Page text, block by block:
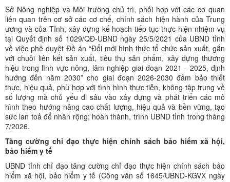
Sở Nông nghiệp và Môi trường chủ trì, phối hợp với các cơ quan
liên quan trên cơ sở các cơ chế, chính sách hiện hành của Trung
ương và của Tỉnh, xây dựng kế hoạch tiếp tục thực hiện nhiệm vụ
tại Quyết định số 1029/QĐ-UBND ngày 25/5/2021 của UBND tỉnh
về việc phê duyệt Đề án “Đổi mới hình thức tổ chức sản xuất, gắn
với chuỗi liên kết sản xuất, tiêu thụ sản phẩm, xây dựng thương
hiệu trong lĩnh vực nông, lâm nghiệp giai đoạn 2021 - 2025, định
hướng đến năm 2030” cho giai đoạn 2026-2030 đảm bảo thiết
thực, hiệu quả, phù hợp với tình hình thực tiễn, không tập trung về
số lượng mà chủ yếu đi sâu vào xây dựng và phát triển các mô
hình theo hướng nâng cao chất lượng, hiệu quả và bền vững, tạo
sức lan toả để nhân rộng; hoàn thành, trình UBND tỉnh trong tháng
7/2026.
Tăng cường chỉ đạo thực hiện chính sách bảo hiểm xã hội,
bảo hiểm y tế
UBND tỉnh chỉ đạo tăng cường chỉ đạo thực hiện chính sách bảo
hiểm xã hội, bảo hiểm y tế (Công văn số 1645/UBND-KGVX ngày